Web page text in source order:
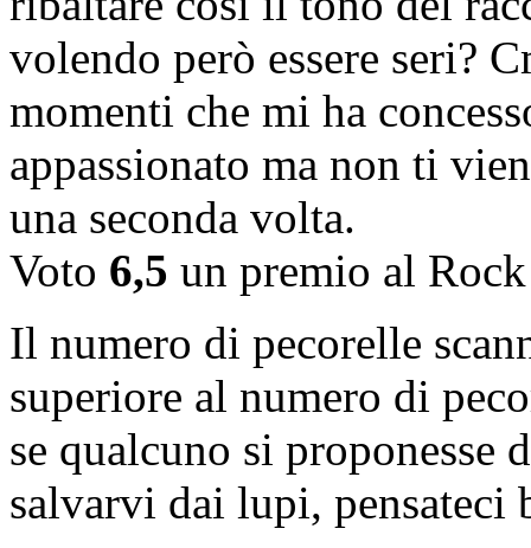
volendo però essere seri?
momenti che mi ha
appassionato ma non ti
una seconda volta.
Voto 6,5 un premio al
Il numero di pecorelle
superiore al numero di
se qualcuno si proponesse
salvarvi dai lupi, pensateci